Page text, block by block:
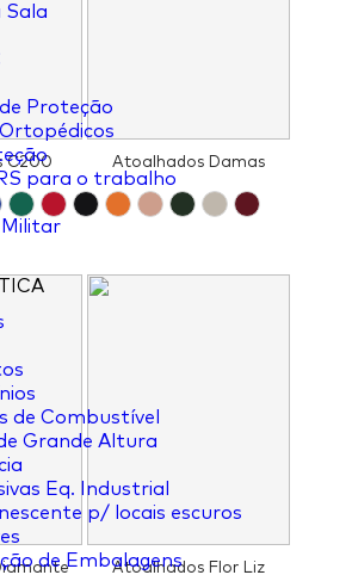
Sala
Proteção
para o trabalho
Militar
de Combustível
Grande Altura
Eq. Industrial
p/ locais escuros
de Embalagens
C200 Atoalhados Damas
Atoalhados Flor Liz